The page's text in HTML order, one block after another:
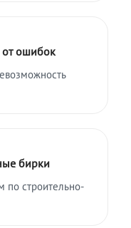
от ошибок
бирки
по строительно-